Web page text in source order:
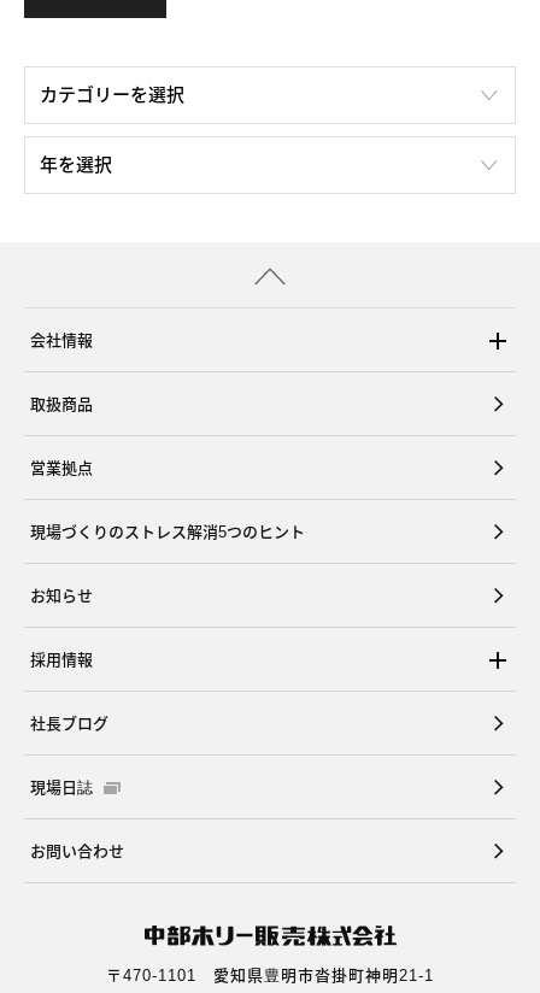
会社情報
取扱商品
営業拠点
現場づくりのストレス解消5つのヒント
お知らせ
採用情報
社長ブログ
現場日誌
お問い合わせ
〒470-1101 愛知県豊明市沓掛町神明21-1